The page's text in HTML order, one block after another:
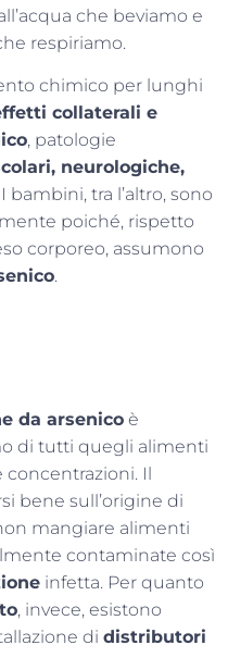
che beviamo e
respiriamo.
chimico per lunghi
collaterali e
, patologie
, neurologiche,
I bambini, tra l’altro, sono
poiché, rispetto
corporeo, assumono
.
da arsenico è
di tutti quegli alimenti
Il
bene sull’origine di
mangiare alimenti
contaminate così
infetta. Per quanto
, invece, esistono
di distributori